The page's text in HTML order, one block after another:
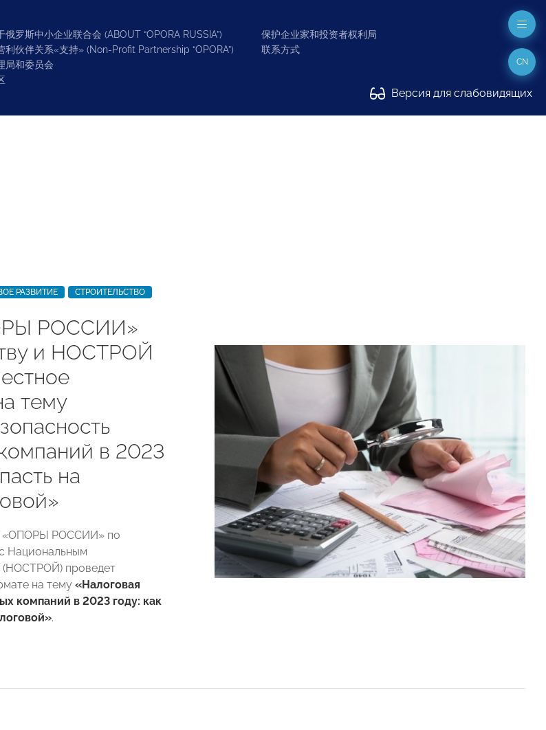
俄罗斯中小企业联合会 (ABOUT “OPORA RUSSIA”)
利伙伴关系«支持» (Non-Profit Partnership “OPORA”)
局和委员会
保护企业家和投资者权利局
联系方式
Версия для слабовидящих
CN
РАЗВИТИЕ СТРОИТЕЛЬСТВО
РОССИИ»
и НОСТРОЙ
тему
в 2023
на
«ОПОРЫ РОССИИ» по
Национальным
(НОСТРОЙ) проведет
на тему «Налоговая
компаний в 2023 году: как
.